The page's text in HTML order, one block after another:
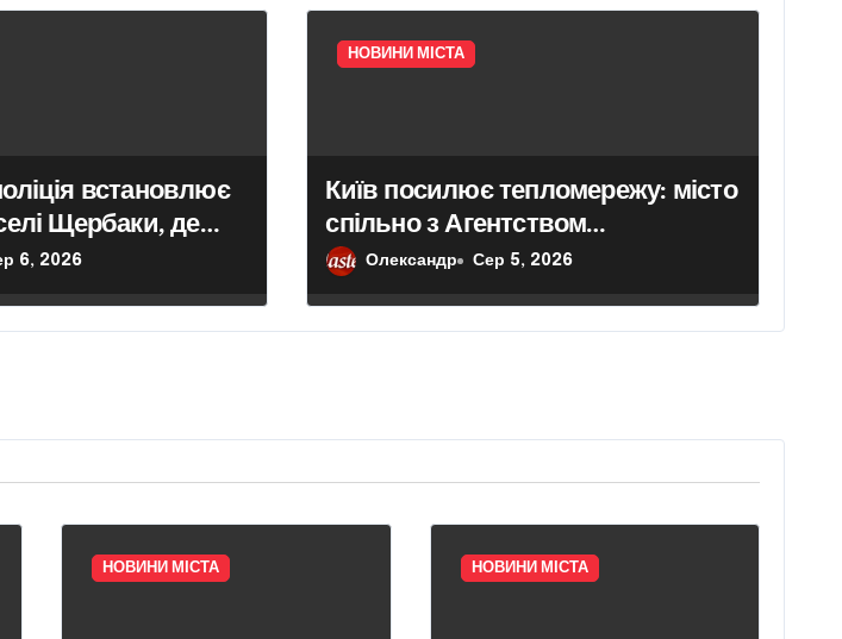
встановлює
Щербаки, де
дітей
6, 2026
НОВИНИ МІСТА
Київ посилює тепломережу: місто
спільно з Агентством
відновлення законтрактували
Олександр Сер 5, 2026
НОВИНИ МІСТА НОВИНИ МІСТА